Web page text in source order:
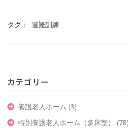
タグ： 避難訓練
カテゴリー
養護老人ホーム (3)
特別養護老人ホーム（多床室） (78)